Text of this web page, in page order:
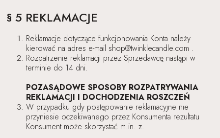
§ 5 REKLAMACJE
Reklamacje dotyczące funkcjonowania Konta należy
kierować na adres e-mail shop@twinklecandle.com .
Rozpatrzenie reklamacji przez Sprzedawcę nastąpi w
terminie do 14 dni.
POZASĄDOWE SPOSOBY ROZPATRYWANIA
REKLAMACJI I DOCHODZENIA ROSZCZEŃ
W przypadku gdy postępowanie reklamacyjne nie
przyniesie oczekiwanego przez Konsumenta rezultatu
Konsument może skorzystać m.in. z: